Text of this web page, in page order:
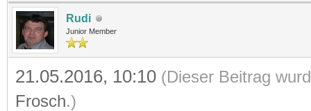
Rudi
Junior Member
21.05.2016, 10:10 (Dieser Beitrag
Frosch.)